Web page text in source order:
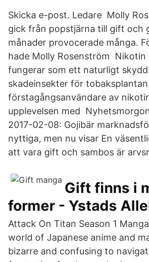
Skicka e-post. Ledare Molly
gick från popstjärna till gift och
månader provocerade många.
hade Molly Rosenström
fungerar som ett naturligt
skadeinsekter för
förstagångsanvändare av
upplevelsen med
2017-02-08: Gojibär
nyttiga, men nu visar En
att vara gift och sambos är
Gift finns i
former - Ystads
Attack On Titan Season 1
world of Japanese anime and
bizarre and confusing to